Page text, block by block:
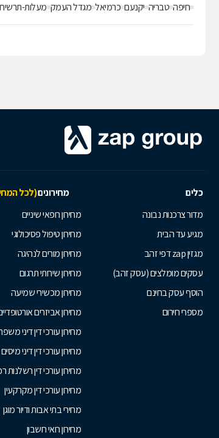
חיפה טבריה יקנעם כרמיאל מגדל העמק מעלות-
כלים מחירונים(לכל
מדור צרכנות נבונה
מגיע עד הבית
מגזין zap דפי זהב
עסקים מומלצים (עסק זהב)
הוסף עסק בחינם
מספרי חירום
מחירון רופאי שיניים
מחירון טיפול פסיכולוגי
מחירון מורים לנהיגה
מחירון שירותי תרגום
מחירון מכשירי שמיעה
מחירון אביזרים
מחירון עורכי דין דיני
מחירון עורכי דין דיני מיסים
מחירון עורכי דין רשלנות
מחירון עורכי דין מקרקעין
מחירי בתי אבות ודיור מוגן
מחירון רואי חשבון